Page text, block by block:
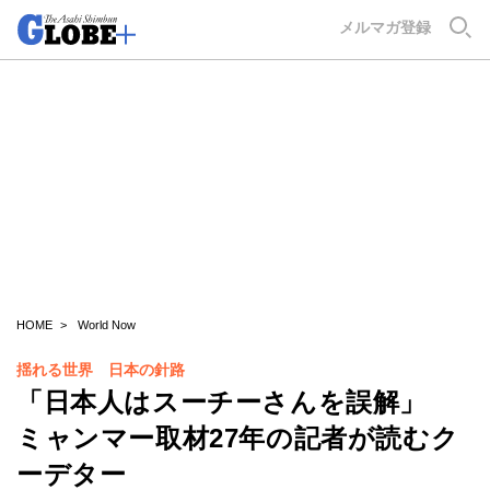
メルマガ登録
HOME World Now
揺れる世界 日本の針路
「日本人はスーチーさんを誤解」
ミャンマー取材27年の記者が読むク
ーデター